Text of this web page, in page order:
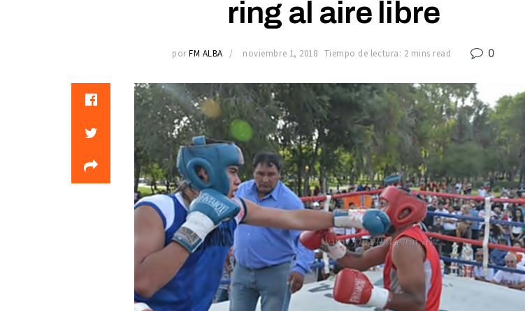
ring al aire libre
por FM ALBA noviembre 1, 2018 Tiempo de lectura: 2 mins read 0